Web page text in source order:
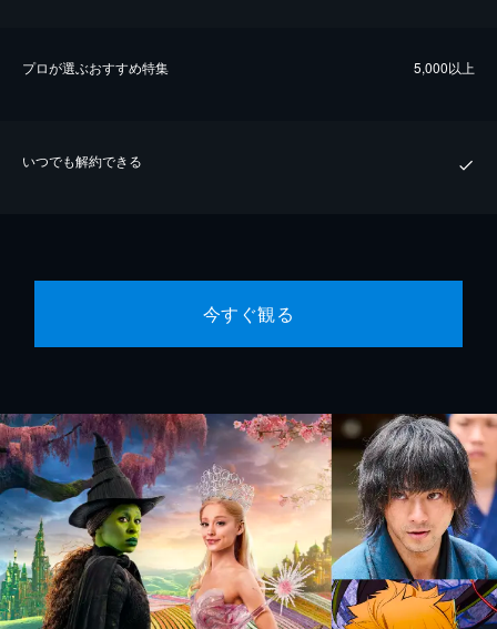
プロが選ぶおすすめ特集 5,000以上
いつでも解約できる
今すぐ観る